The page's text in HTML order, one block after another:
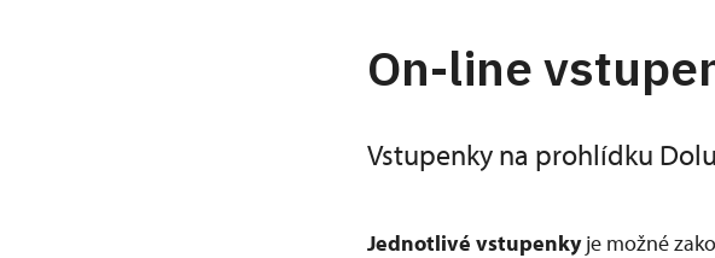
On-line
Vstupenky na prohlídku
Jednotlivé vstupenkyje možné